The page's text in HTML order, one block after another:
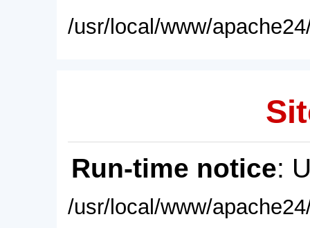
/usr/local/www/
Run-time notice:
/usr/local/www/